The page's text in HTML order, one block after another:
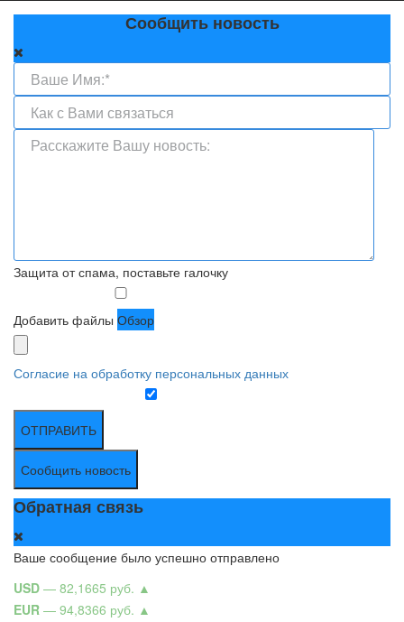
Сообщить новость
Защита от спама, поставьте галочку
Добавить файлы Обзор
Согласие на обработку персональных данных
ОТПРАВИТЬ
Сообщить новость
Обратная связь
Ваше сообщение было успешно отправлено
USD — 82,1665 руб. ▲
EUR — 94,8366 руб. ▲